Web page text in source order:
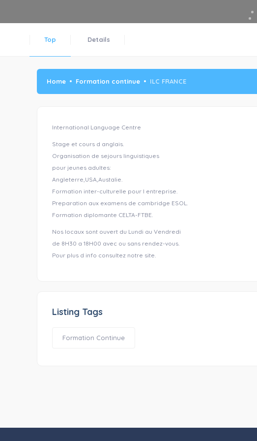
Top Details
Home Formation continue ILC FRANCE
International Language Centre
Stage et cours d anglais.
Organisation de sejours linguistiques
pour jeunes adultes:
Angleterre,USA,Austalie.
Formation inter-culturelle pour l entreprise.
Preparation aux examens de cambridge ESOL.
Formation diplomante CELTA-FTBE.
Nos locaux sont ouvert du Lundi au Vendredi
de 8H30 a 18H00 avec ou sans rendez-vous.
Pour plus d info consultez notre site.
Listing Tags
Formation Continue